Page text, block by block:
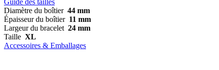
Guide des tailles
Diamètre du boîtier 44 mm
Épaisseur du boîtier 11 mm
Largeur du bracelet 24 mm
Taille XL
Accessoires & Emballages